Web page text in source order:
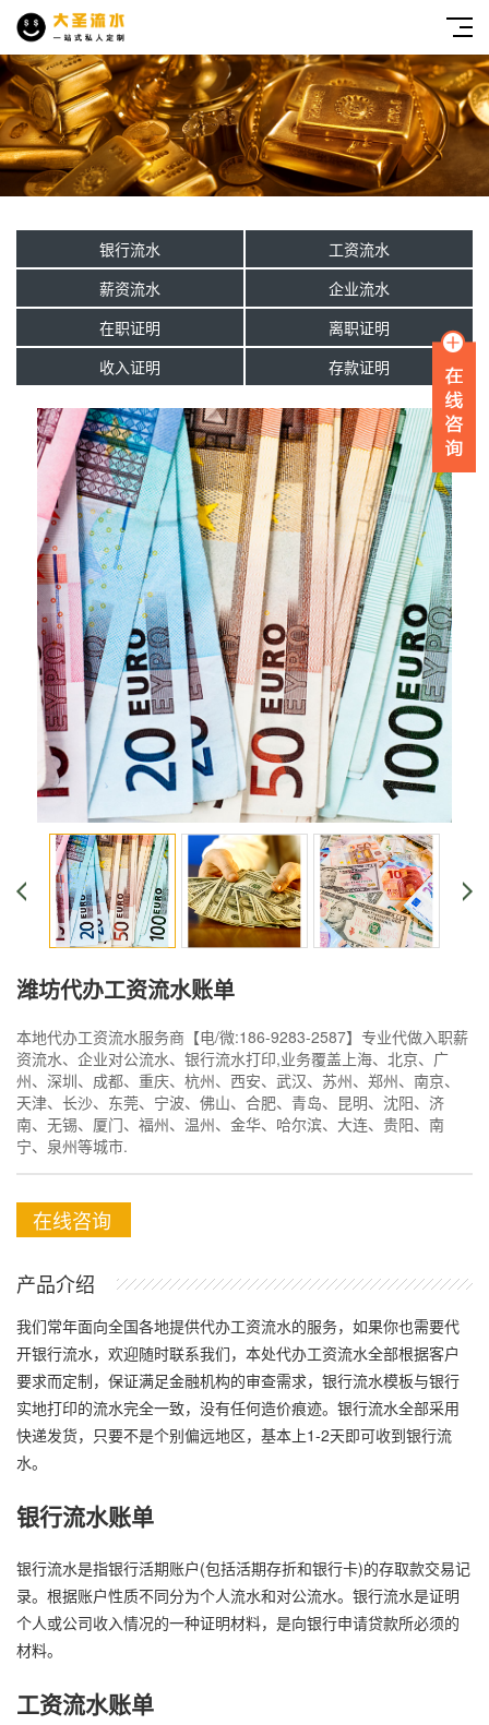
银行流水
工资流水
薪资流水
企业流水
在职证明
离职证明
收入证明
存款证明
潍坊代办工资流水账单
本地代办工资流水服务商【电/微:186-9283-2587】专业代做入职薪
资流水、企业对公流水、银行流水打印,业务覆盖上海、北京、广
州、深圳、成都、重庆、杭州、西安、武汉、苏州、郑州、南京、
天津、长沙、东莞、宁波、佛山、合肥、青岛、昆明、沈阳、济
南、无锡、厦门、福州、温州、金华、哈尔滨、大连、贵阳、南
宁、泉州等城市.
在线咨询
产品介绍
我们常年面向全国各地提供代办工资流水的服务，如果你也需要代
开银行流水，欢迎随时联系我们，本处代办工资流水全部根据客户
要求而定制，保证满足金融机构的审查需求，银行流水模板与银行
实地打印的流水完全一致，没有任何造价痕迹。银行流水全部采用
快递发货，只要不是个别偏远地区，基本上1-2天即可收到银行流
水。
银行流水账单
银行流水是指银行活期账户(包括活期存折和银行卡)的存取款交易记
录。根据账户性质不同分为个人流水和对公流水。银行流水是证明
个人或公司收入情况的一种证明材料，是向银行申请贷款所必须的
材料。
工资流水账单